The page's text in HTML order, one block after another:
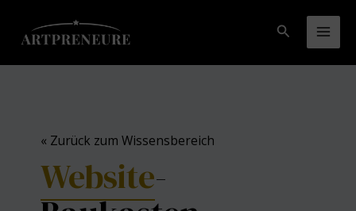
Inhalt
springen
Suchen
« Zurück zum Wissensbereich
Website-